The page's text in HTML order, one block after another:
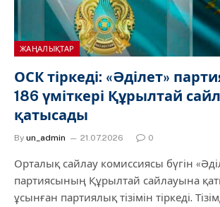
ЖАҢАЛЫҚТАР
ОСК тіркеді: «Әділет»
186 үміткері Құрылтай
қатысады
By un_admin 21.07.2026 0
Орталық сайлау комиссиясы бүгін
партиясының Құрылтай сайлауына
ұсынған партиялық тізімін тіркеді.